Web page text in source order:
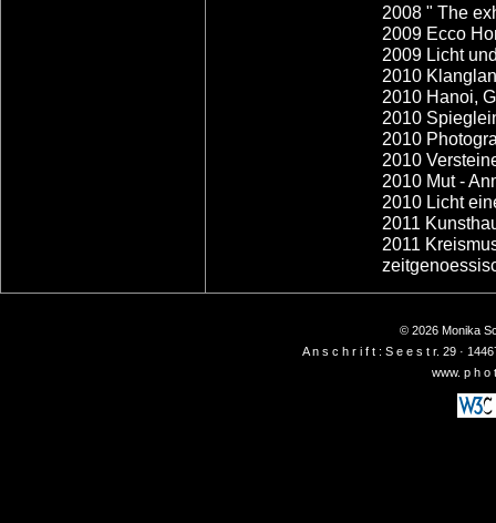
2008 " The
2009 Ecco
2009 Licht
2010
2010 Hanoi,
2010
2010
2010
2010 Mut -
2010 Licht
2011
2011
© 2026 Monika
A n s c h r i f t : S e e s t r. 29 ·
www. p h o